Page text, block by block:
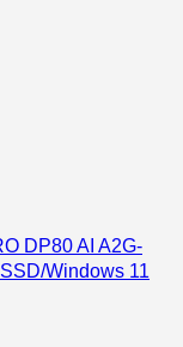
DP80 AI A2G-
Windows 11